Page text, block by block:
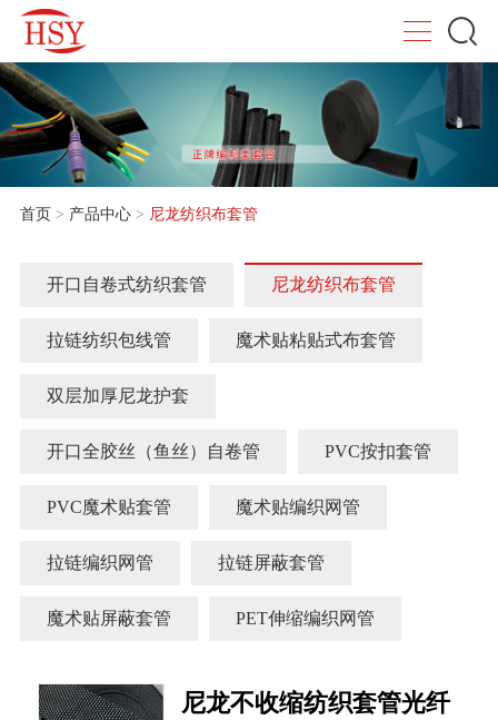
首页 > 产品中心> 尼龙纺织布套管
开口自卷式纺织套管 尼龙纺织布套管
拉链纺织包线管 魔术贴粘贴式布套管
双层加厚尼龙护套
开口全胶丝（鱼丝）自卷管 PVC按扣套管
PVC魔术贴套管 魔术贴编织网管
拉链编织网管 拉链屏蔽套管
魔术贴屏蔽套管 PET伸缩编织网管
尼龙不收缩纺织套管光纤